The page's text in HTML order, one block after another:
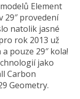
Element
29″ provedení
natolik jasné
rok 2013 už
pouze 29″ kola!
jako
Carbon
Geometry.